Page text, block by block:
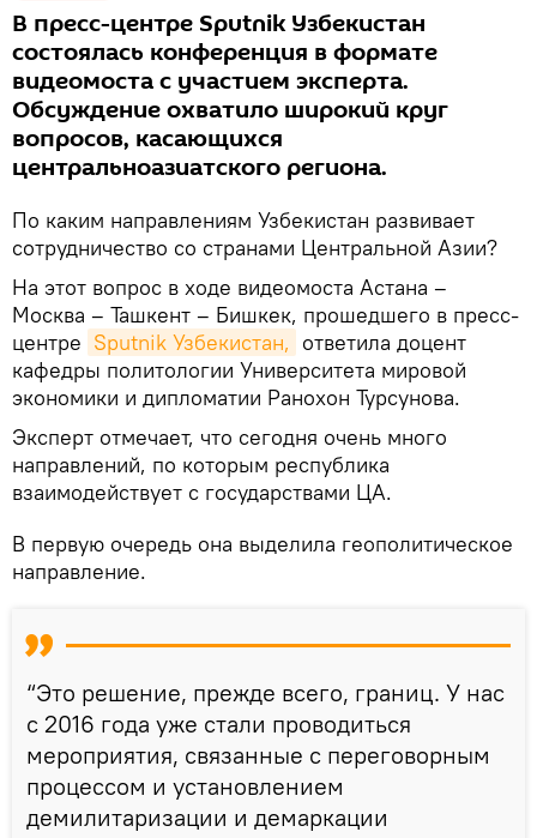
В пресс-центре Sputnik Узбекистан
состоялась конференция в формате
видеомоста с участием эксперта.
Обсуждение охватило широкий круг
вопросов, касающихся
центральноазиатского региона.
По каким направлениям Узбекистан развивает
сотрудничество со странами Центральной Азии?
На этот вопрос в ходе видеомоста Астана –
Москва – Ташкент – Бишкек, прошедшего в пресс-
центре Sputnik Узбекистан, ответила доцент
кафедры политологии Университета мировой
экономики и дипломатии Ранохон Турсунова.
Эксперт отмечает, что сегодня очень много
направлений, по которым республика
взаимодействует с государствами ЦА.
В первую очередь она выделила геополитическое
направление.
“Это решение, прежде всего, границ. У нас
с 2016 года уже стали проводиться
мероприятия, связанные с переговорным
процессом и установлением
демилитаризации и демаркации